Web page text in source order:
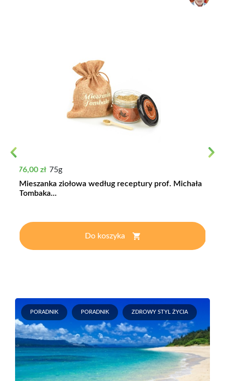
Cena
76,00 zł 75g
Mieszanka ziołowa według receptury prof. Michała
Tombaka...
Do koszyka
PORADNIK PORADNIK ZDROWY STYL ŻYCIA